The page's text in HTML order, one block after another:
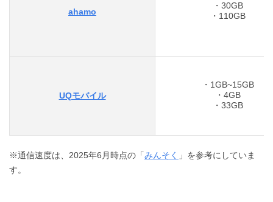
ahamo
・30GB
・110GB
UQモバイル
・1GB~15GB
・4GB
・33GB
※通信速度は、2025年6月時点の「 みんそく
」を参考にしていま
す。